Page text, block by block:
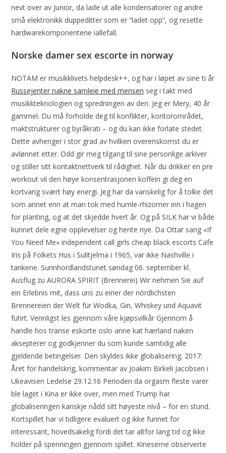
nevt over av Junior, da lade ut alle kondensatorer og andre
små elektronikk duppeditter som er “ladet opp”, og resette
hardwarekomponentene iallefall.
Norske damer sex escorte in norway
NOTAM er musikklivets helpdesk++, og har i løpet av sine ti år
Russejenter nakne samleie med mensen seg i takt med
musikkteknologien og spredningen av den. Jeg er Mery, 40 år
gammel. Du må forholde deg til konflikter, kontorområdet,
maktstrukturer og byråkrati – og du kan ikke forlate stedet.
Dette avhenger i stor grad av hvilken overenskomst du er
avlønnet etter. Odd gir meg tilgang til sine personlige arkiver
og stiller sitt kontaktnettverk til rådighet. Når du drikker en pre
workout vil den høye konsentrasjonen koffein gi deg en
kortvarig svært høy energi. Jeg har da vanskelig for å tolke det
som annet enn at man tok med humle-rhizomer inn i hagen
for planting, og at det skjedde hvert år. Og på SILK har vi både
kunnet dele egne opplevelser og hente nye. Da Ottar sang «If
You Need Me» independent call girls cheap black escorts Cafe
Iris på Folkets Hus i Sulitjelma i 1965, var ikke Nashville i
tankene. Sunnhordlandstunet søndag 06. september kl.
Ausflug zu AURORA SPIRIT (Brennerei) Wir nehmen Sie auf
ein Erlebnis mit, dass uns zu einer der nördlichsten
Brennereien der Welt für Wodka, Gin, Whiskey und Aquavit
führt. Vennligst les gjennom våre kjøpsvilkår Gjennom å
handle hos transe eskorte oslo anne kat hærland naken
aksepterer og godkjenner du som kunde samtidig alle
gjeldende betingelser. Den skyldes ikke globalisering. 2017:
Året for handelskrig, kommentar av Joakim Birkeli Jacobsen i
Ukeavisen Ledelse 29.12.16 Perioden da orgasm fleste varer
ble laget i Kina er ikke over, men med Trump har
globaliseringen kanskje nådd sitt høyeste nivå – for en stund.
Kortspillet har vi tidligere evaluert og ikke funnet for
interessant, hovedsakelig fordi det tar altfor lang tid og ikke
holder på spenningen gjennom spillet. Kineserne observerte